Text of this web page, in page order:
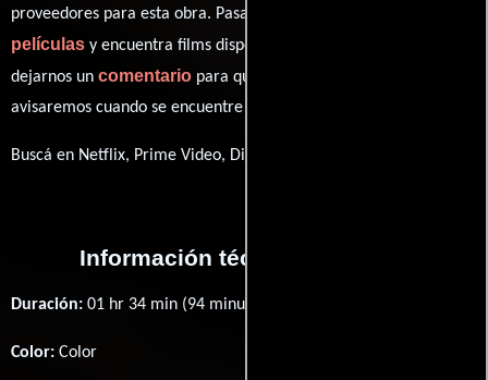
proveedores para esta obra. Pasa por nuestro catálogo de
películas y encuentra films disponibles. También puedes
dejarnos un comentario para que le demos prioridad y te
avisaremos cuando se encuentre disponible
Buscá en Netflix, Prime Video, Disney+
Información técnica y general
Duración: 01 hr 34 min (94 minutos) .
Color: Color